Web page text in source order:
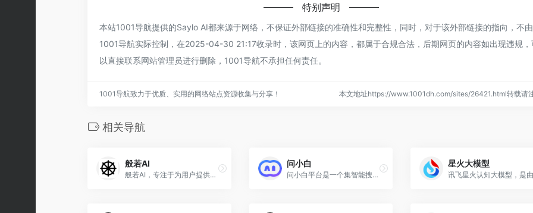
特别声明
本站1001导航提供的Saylo AI都来源于网络，不保证外部链接的准确性和完整性，同时，对于该外部链接的指向，不由
1001导航实际控制，在2025-04-30 21:17收录时，该网页上的内容，都属于合规合法，后期网页的内容如出现违规，
以直接联系网站管理员进行删除，1001导航不承担任何责任。
1001导航致力于优质、实用的网络站点资源收集与分享！ 本文地址https://www.1001dh.com/sites/26421.html转载请
相关导航
般若AI
般若AI，专注于为用户提供健康合法的AI聊天机器人及AI绘画服务，可免费使用
问小白
问小白平台‌是一个集智能搜索、内容创作和情感陪伴于一体的AI助手，基于自研的元石大模型技术和DeepSeek-R1满血版，旨在为用户提供高效、准确的信息获取和智能交互体验‌。
星火大模型